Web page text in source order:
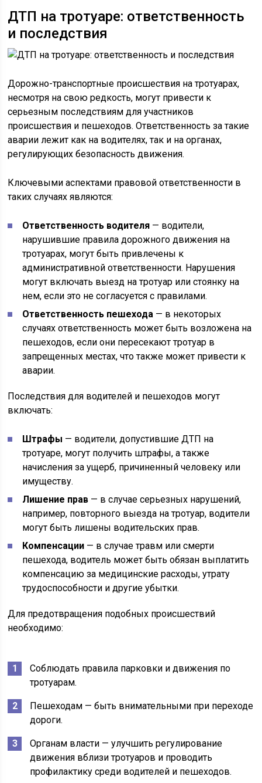
ДТП на тротуаре: ответственность
и последствия
Дорожно-транспортные происшествия на тротуарах,
несмотря на свою редкость, могут привести к
серьезным последствиям для участников
происшествия и пешеходов. Ответственность за такие
аварии лежит как на водителях, так и на органах,
регулирующих безопасность движения.
Ключевыми аспектами правовой ответственности в
таких случаях являются:
Ответственность водителя — водители,
нарушившие правила дорожного движения на
тротуарах, могут быть привлечены к
административной ответственности. Нарушения
могут включать выезд на тротуар или стоянку на
нем, если это не согласуется с правилами.
Ответственность пешехода — в некоторых
случаях ответственность может быть возложена на
пешеходов, если они пересекают тротуар в
запрещенных местах, что также может привести к
аварии.
Последствия для водителей и пешеходов могут
включать:
Штрафы — водители, допустившие ДТП на
тротуаре, могут получить штрафы, а также
начисления за ущерб, причиненный человеку или
имуществу.
Лишение прав — в случае серьезных нарушений,
например, повторного выезда на тротуар, водители
могут быть лишены водительских прав.
Компенсации — в случае травм или смерти
пешехода, водитель может быть обязан выплатить
компенсацию за медицинские расходы, утрату
трудоспособности и другие убытки.
Для предотвращения подобных происшествий
необходимо:
Соблюдать правила парковки и движения по
тротуарам.
Пешеходам — быть внимательными при переходе
дороги.
Органам власти — улучшить регулирование
движения вблизи тротуаров и проводить
профилактику среди водителей и пешеходов.